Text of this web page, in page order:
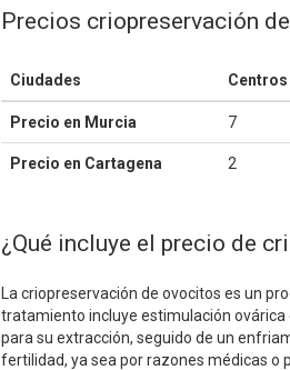
Precios criopreservación
Ciudades Centros
Precio en Murcia 7
Precio en Cartagena 2
¿Qué incluye el precio de
La criopreservación de ovocitos es un
tratamiento incluye estimulación
para su extracción, seguido de un
fertilidad, ya sea por razones médicas o